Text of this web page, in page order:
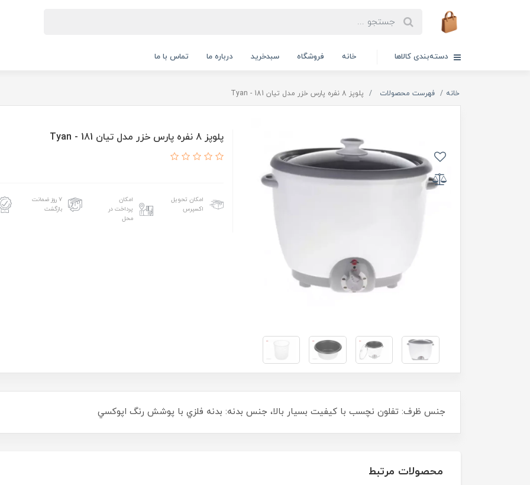
دسته‌بندی کالاها خانه فروشگاه سبدخرید درباره ما تماس با ما
خانه فهرست محصولات پلوپز 8 نفره پارس خزر مدل تيان 181 - Tyan
پلوپز 8 نفره پارس خزر مدل تيان 181 - Tyan
امکان تحویل
اکسپرس
امکان
پرداخت در
محل
۷ روز ضمانت
بازگشت
جنس ظرف: تفلون نچسب با كيفيت بسيار بالا، جنس بدنه: بدنه فلزي با پوشش رنگ اپوكسي
محصولات مرتبط